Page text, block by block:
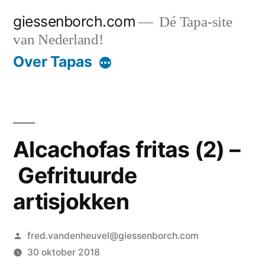
naar
giessenborch.com
Dé Tapa-site
van Nederland!
Over Tapas
Alcachofas fritas (2) –
Gefrituurde
artisjokken
Geplaatst
door
fred.vandenheuvel@giessenborch.com
30 oktober 2018